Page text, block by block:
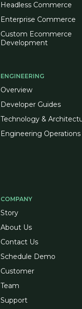
Headless Commerce
Enterprise Commerce
Custom Ecommerce
Development
ENGINEERING
Overview
Developer Guides
Technology &
Engineering Operations
COMPANY
Story
About Us
Contact Us
Schedule Demo
Customer
Team
Support